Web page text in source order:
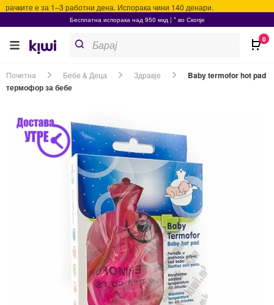
е за 1–3 работни дена. Испорака чини 140 денари.
Бесплатна испорака над 950 мкд | * во Скопје
search
Почетна Бебе & Деца Здравје
Baby termofor hot pad
термофор за бебе
0